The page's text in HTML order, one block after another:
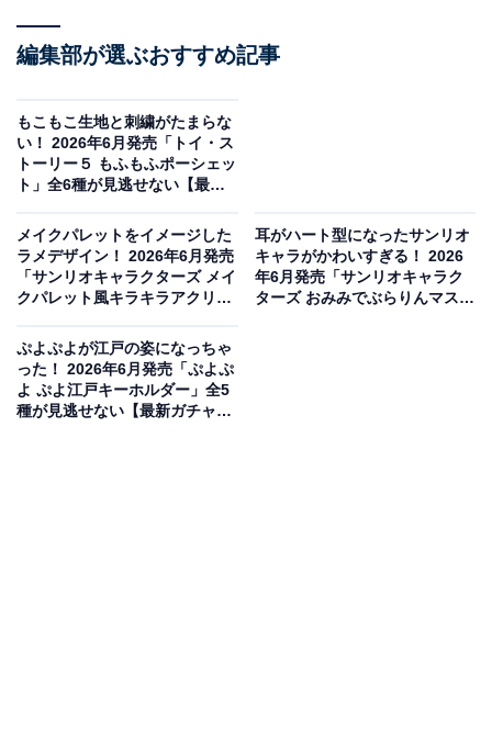
名探偵コナン コナンがいっぱい ぷちアクリルスタンド（画像出典：ブシロ
ード）
ブシロードから2026年6月に発売される「名探偵コナン
円）。全7種のラインアップとなっています。
編集部が選ぶおすすめ記事
もこもこ生地と刺繍がたまらな
い！ 2026年6月発売「トイ・ス
トーリー５ もふもふポーシェッ
ト」全6種が見逃せない【最新
メイクパレットをイメージした
ラメデザイン！ 2026年6月発売
「サンリオキャラクターズ メイ
クパレット風キラキラアクリル
【最新ガチャ情報】
耳がハート型になったサンリオ
キャラがかわいすぎる！ 2026
年6月発売「サンリオキャラク
ターズ おみみでぶらりんマスコ
ぷよぷよが江戸の姿になっちゃ
った！ 2026年6月発売「ぷよぷ
よ ぷよ江戸キーホルダー」全5
種が見逃せない【最新ガチャ情